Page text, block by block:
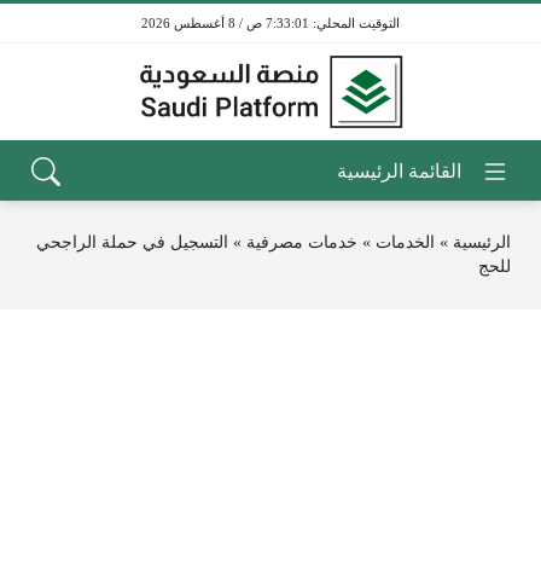
7:33:01 ص / 8 أغسطس 2026
الرئيسية » الخدمات » خدمات مصرفية » التسجيل في حملة الراجحي
للحج